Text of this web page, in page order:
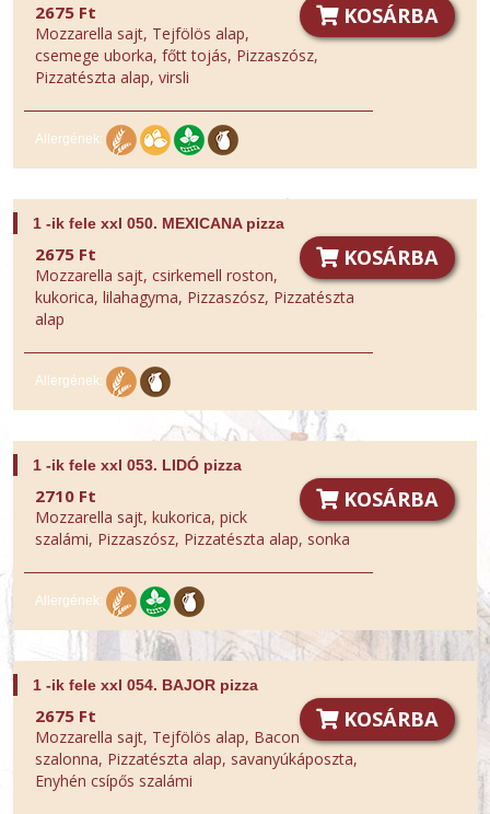
KOSÁRBA
2675 Ft
Mozzarella sajt, Tejfölös alap,
csemege uborka, főtt tojás, Pizzaszósz,
Pizzatészta alap, virsli
Allergének:
KOSÁRBA
1 -ik fele xxl 050. MEXICANA pizza
2675 Ft
Mozzarella sajt, csirkemell roston,
kukorica, lilahagyma, Pizzaszósz, Pizzatészta
alap
Allergének:
KOSÁRBA
1 -ik fele xxl 053. LIDÓ pizza
2710 Ft
Mozzarella sajt, kukorica, pick
szalámi, Pizzaszósz, Pizzatészta alap, sonka
Allergének:
KOSÁRBA
1 -ik fele xxl 054. BAJOR pizza
2675 Ft
Mozzarella sajt, Tejfölös alap, Bacon
szalonna, Pizzatészta alap, savanyúkáposzta,
Enyhén csípős szalámi